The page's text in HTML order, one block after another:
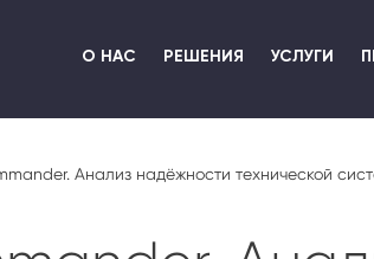
О НАС РЕШЕНИЯ УСЛУГИ
Анализ надёжности технической